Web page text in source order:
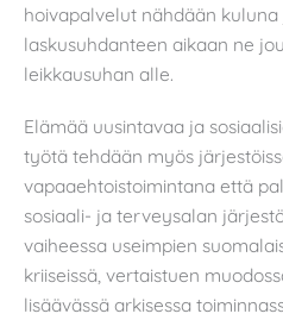
hoivapalvelut nähdään
laskusuhdanteen aikaan ne
leikkausuhan alle.
Elämää uusintavaa ja
työtä tehdään myös
vapaaehtoistoimintana että
sosiaali- ja terveysalan
vaiheessa useimpien
kriiseissä, vertaistuen
lisäävässä arkisessa